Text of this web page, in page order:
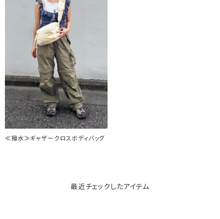
≪撥水≫ギャザークロスボディバッグ
最近チェックしたアイテム